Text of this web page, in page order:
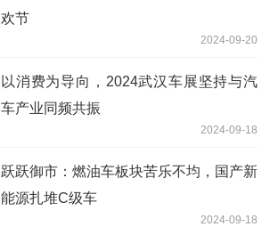
欢节
2024-09-20
以消费为导向，2024武汉车展坚持与汽
车产业同频共振
2024-09-18
跃跃御市：燃油车板块苦乐不均，国产新
能源扎堆C级车
2024-09-18